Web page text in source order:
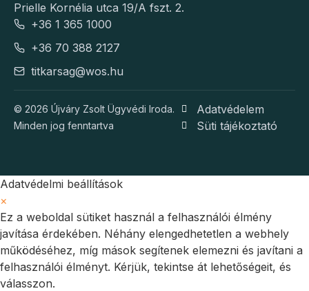
Prielle Kornélia utca 19/A fszt. 2.
+36 1 365 1000
+36 70 388 2127
titkarsag@wos.hu
© 2026 Újváry Zsolt Ügyvédi Iroda.
Minden jog fenntartva
Adatvédelem
Süti tájékoztató
Adatvédelmi beállítások
×
Ez a weboldal sütiket használ a felhasználói élmény
javítása érdekében. Néhány elengedhetetlen a webhely
működéséhez, míg mások segítenek elemezni és javítani a
felhasználói élményt. Kérjük, tekintse át lehetőségeit, és
válasszon.